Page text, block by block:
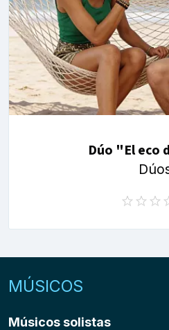
Dúo "El eco
MÚSICOS
Músicos solistas